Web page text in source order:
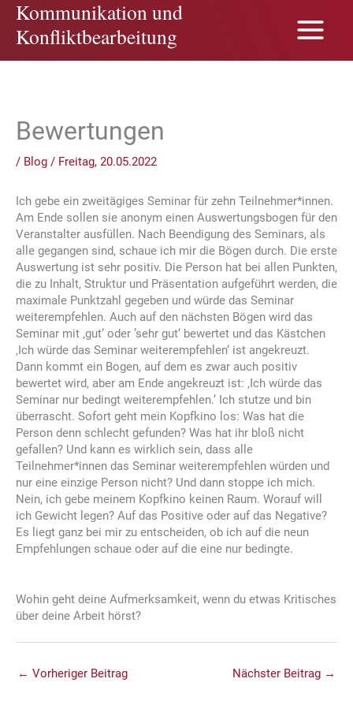
Zum
Inhalt
springen
Kommunikation und
Konfliktbearbeitung
Bewertungen
/ Blog / Freitag, 20.05.2022
Ich gebe ein zweitägiges Seminar für zehn Teilnehmer*innen.
Am Ende sollen sie anonym einen Auswertungsbogen für den
Veranstalter ausfüllen. Nach Beendigung des Seminars, als
alle gegangen sind, schaue ich mir die Bögen durch. Die erste
Auswertung ist sehr positiv. Die Person hat bei allen Punkten,
die zu Inhalt, Struktur und Präsentation aufgeführt werden, die
maximale Punktzahl gegeben und würde das Seminar
weiterempfehlen. Auch auf den nächsten Bögen wird das
Seminar mit ‚gut‘ oder ’sehr gut‘ bewertet und das Kästchen
‚Ich würde das Seminar weiterempfehlen‘ ist angekreuzt.
Dann kommt ein Bogen, auf dem es zwar auch positiv
bewertet wird, aber am Ende angekreuzt ist: ‚Ich würde das
Seminar nur bedingt weiterempfehlen.‘ Ich stutze und bin
überrascht. Sofort geht mein Kopfkino los: Was hat die
Person denn schlecht gefunden? Was hat ihr bloß nicht
gefallen? Und kann es wirklich sein, dass alle
Teilnehmer*innen das Seminar weiterempfehlen würden und
nur eine einzige Person nicht? Und dann stoppe ich mich.
Nein, ich gebe meinem Kopfkino keinen Raum. Worauf will
ich Gewicht legen? Auf das Positive oder auf das Negative?
Es liegt ganz bei mir zu entscheiden, ob ich auf die neun
Empfehlungen schaue oder auf die eine nur bedingte.
Wohin geht deine Aufmerksamkeit, wenn du etwas Kritisches
über deine Arbeit hörst?
← Vorheriger Beitrag Nächster Beitrag →